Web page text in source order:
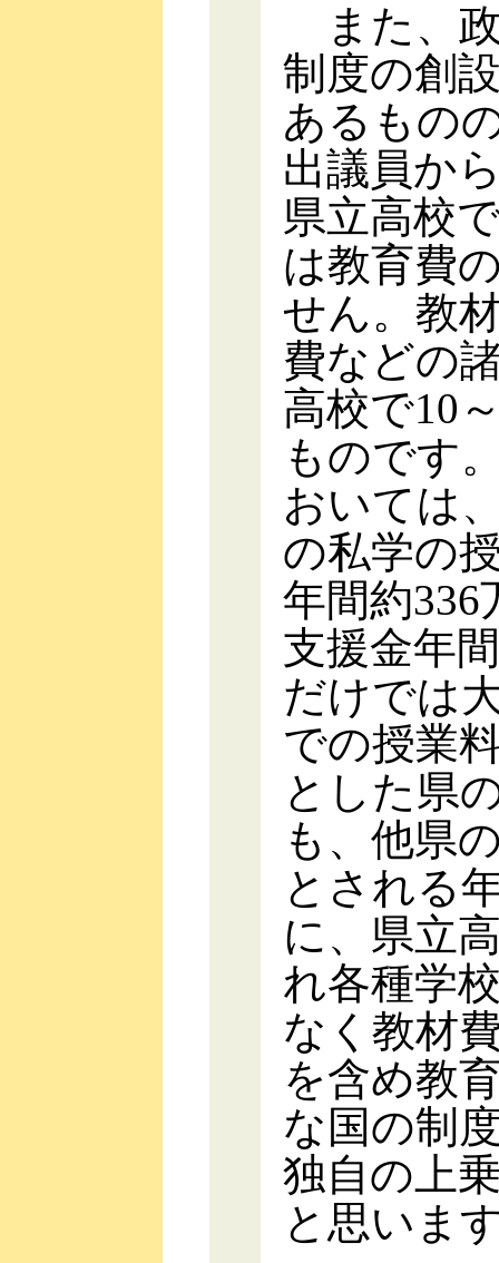
また、
制度の創
あるもの
出議員か
県立高校
は教育費
せん。教
費などの
高校で10
ものです
おいては
の私学の
年間約
支援金年
だけでは
での授業
とした県
も、他県
とされる
に、県立
れ各種学
なく教材
を含め教
な国の制
独自の上
と思いま